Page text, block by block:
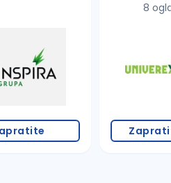
(koristite č, ć, š, đ, ž, dž)
grad
8